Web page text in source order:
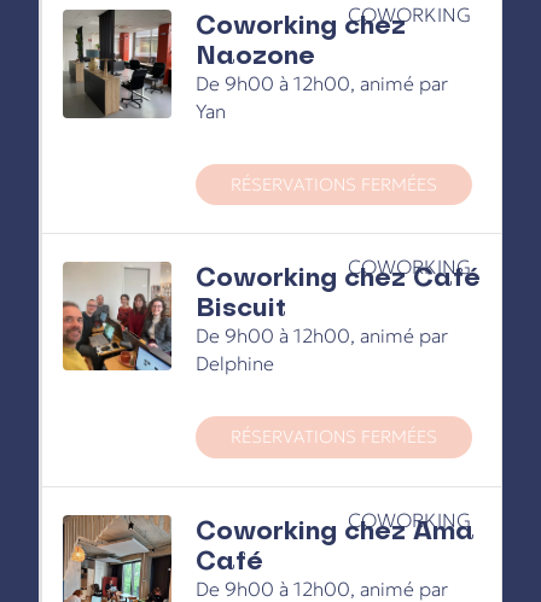
COWORKING
Coworking chez
Naozone
De 9h00 à 12h00, animé par
Yan
RÉSERVATIONS FERMÉES
COWORKING
Coworking chez Café
Biscuit
De 9h00 à 12h00, animé par
Delphine
RÉSERVATIONS FERMÉES
COWORKING
Coworking chez Ama
Café
De 9h00 à 12h00, animé par